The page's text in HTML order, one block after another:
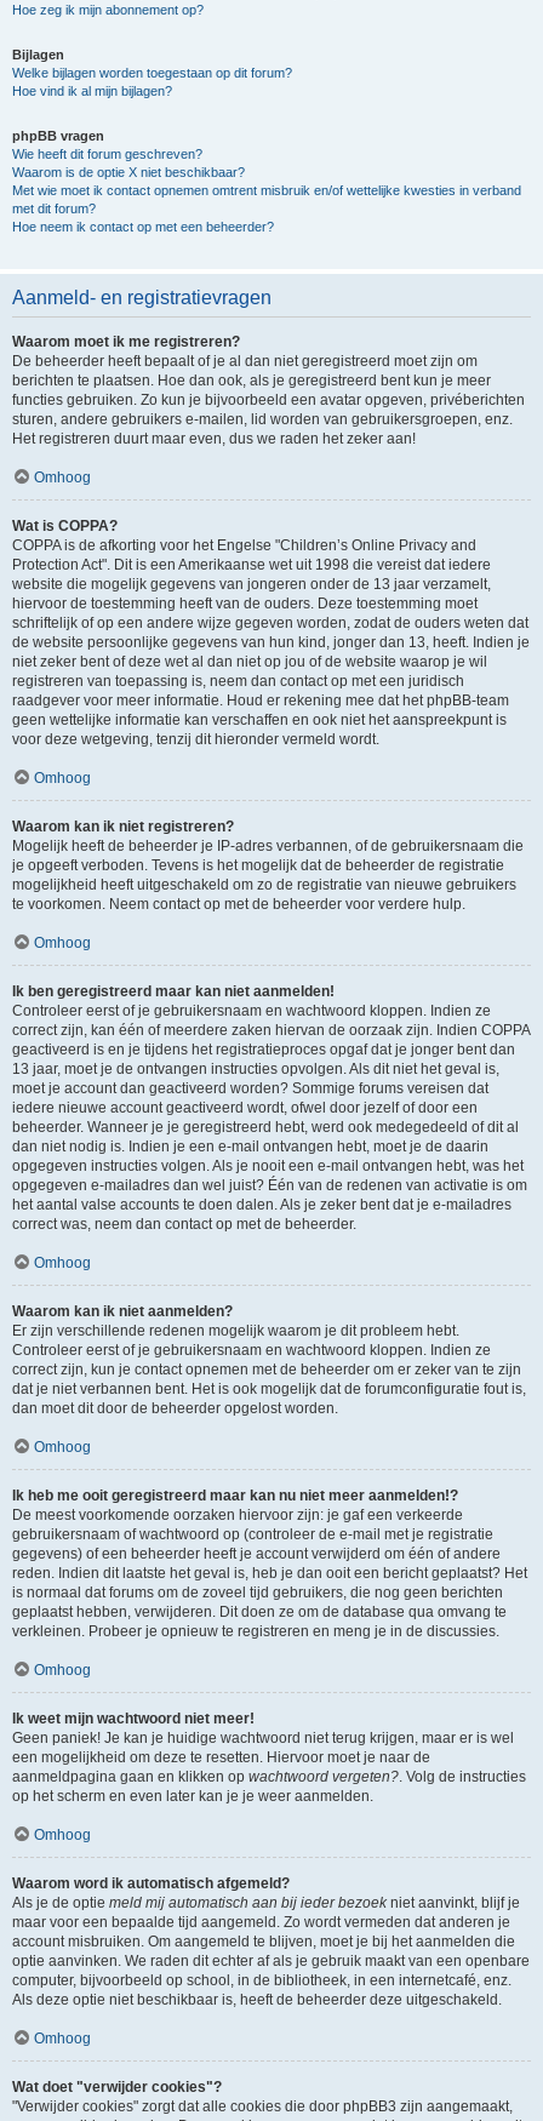
Hoe zeg ik mijn abonnement op?
Bijlagen
Welke bijlagen worden toegestaan op dit forum?
Hoe vind ik al mijn bijlagen?
phpBB vragen
Wie heeft dit forum geschreven?
Waarom is de optie X niet beschikbaar?
Met wie moet ik contact opnemen omtrent misbruik en/of wettelijke kwesties in verband
met dit forum?
Hoe neem ik contact op met een beheerder?
Aanmeld- en registratievragen
Waarom moet ik me registreren?
De beheerder heeft bepaalt of je al dan niet geregistreerd moet zijn om
berichten te plaatsen. Hoe dan ook, als je geregistreerd bent kun je meer
functies gebruiken. Zo kun je bijvoorbeeld een avatar opgeven, privéberichten
sturen, andere gebruikers e-mailen, lid worden van gebruikersgroepen, enz.
Het registreren duurt maar even, dus we raden het zeker aan!
Omhoog
Wat is COPPA?
COPPA is de afkorting voor het Engelse "Children’s Online Privacy and
Protection Act". Dit is een Amerikaanse wet uit 1998 die vereist dat iedere
website die mogelijk gegevens van jongeren onder de 13 jaar verzamelt,
hiervoor de toestemming heeft van de ouders. Deze toestemming moet
schriftelijk of op een andere wijze gegeven worden, zodat de ouders weten dat
de website persoonlijke gegevens van hun kind, jonger dan 13, heeft. Indien je
niet zeker bent of deze wet al dan niet op jou of de website waarop je wil
registreren van toepassing is, neem dan contact op met een juridisch
raadgever voor meer informatie. Houd er rekening mee dat het phpBB-team
geen wettelijke informatie kan verschaffen en ook niet het aanspreekpunt is
voor deze wetgeving, tenzij dit hieronder vermeld wordt.
Omhoog
Waarom kan ik niet registreren?
Mogelijk heeft de beheerder je IP-adres verbannen, of de gebruikersnaam die
je opgeeft verboden. Tevens is het mogelijk dat de beheerder de registratie
mogelijkheid heeft uitgeschakeld om zo de registratie van nieuwe gebruikers
te voorkomen. Neem contact op met de beheerder voor verdere hulp.
Omhoog
Ik ben geregistreerd maar kan niet aanmelden!
Controleer eerst of je gebruikersnaam en wachtwoord kloppen. Indien ze
correct zijn, kan één of meerdere zaken hiervan de oorzaak zijn. Indien COPPA
geactiveerd is en je tijdens het registratieproces opgaf dat je jonger bent dan
13 jaar, moet je de ontvangen instructies opvolgen. Als dit niet het geval is,
moet je account dan geactiveerd worden? Sommige forums vereisen dat
iedere nieuwe account geactiveerd wordt, ofwel door jezelf of door een
beheerder. Wanneer je je geregistreerd hebt, werd ook medegedeeld of dit al
dan niet nodig is. Indien je een e-mail ontvangen hebt, moet je de daarin
opgegeven instructies volgen. Als je nooit een e-mail ontvangen hebt, was het
opgegeven e-mailadres dan wel juist? Één van de redenen van activatie is om
het aantal valse accounts te doen dalen. Als je zeker bent dat je e-mailadres
correct was, neem dan contact op met de beheerder.
Omhoog
Waarom kan ik niet aanmelden?
Er zijn verschillende redenen mogelijk waarom je dit probleem hebt.
Controleer eerst of je gebruikersnaam en wachtwoord kloppen. Indien ze
correct zijn, kun je contact opnemen met de beheerder om er zeker van te zijn
dat je niet verbannen bent. Het is ook mogelijk dat de forumconfiguratie fout is,
dan moet dit door de beheerder opgelost worden.
Omhoog
Ik heb me ooit geregistreerd maar kan nu niet meer aanmelden!?
De meest voorkomende oorzaken hiervoor zijn: je gaf een verkeerde
gebruikersnaam of wachtwoord op (controleer de e-mail met je registratie
gegevens) of een beheerder heeft je account verwijderd om één of andere
reden. Indien dit laatste het geval is, heb je dan ooit een bericht geplaatst? Het
is normaal dat forums om de zoveel tijd gebruikers, die nog geen berichten
geplaatst hebben, verwijderen. Dit doen ze om de database qua omvang te
verkleinen. Probeer je opnieuw te registreren en meng je in de discussies.
Omhoog
Ik weet mijn wachtwoord niet meer!
Geen paniek! Je kan je huidige wachtwoord niet terug krijgen, maar er is wel
een mogelijkheid om deze te resetten. Hiervoor moet je naar de
aanmeldpagina gaan en klikken op wachtwoord vergeten?. Volg de instructies
op het scherm en even later kan je je weer aanmelden.
Omhoog
Waarom word ik automatisch afgemeld?
Als je de optie meld mij automatisch aan bij ieder bezoekniet aanvinkt, blijf je
maar voor een bepaalde tijd aangemeld. Zo wordt vermeden dat anderen je
account misbruiken. Om aangemeld te blijven, moet je bij het aanmelden die
optie aanvinken. We raden dit echter af als je gebruik maakt van een openbare
computer, bijvoorbeeld op school, in de bibliotheek, in een internetcafé, enz.
Als deze optie niet beschikbaar is, heeft de beheerder deze uitgeschakeld.
Omhoog
Wat doet "verwijder cookies"?
"Verwijder cookies" zorgt dat alle cookies die door phpBB3 zijn aangemaakt,